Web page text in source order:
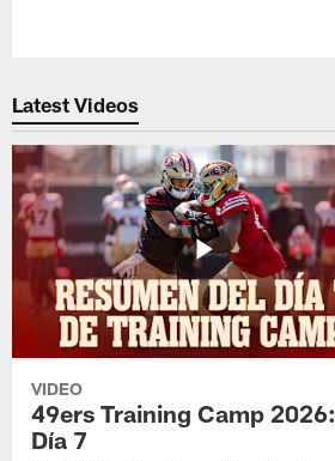
Latest Videos
VIDEO
49ers Training Camp 2026:
Día 7